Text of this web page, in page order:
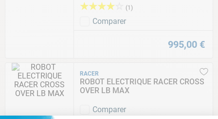
★★★★ (1 )
Comparer
995,00 €
RACER
ROBOT ELECTRIQUE RACER CROSS
OVER LB MAX
Comparer